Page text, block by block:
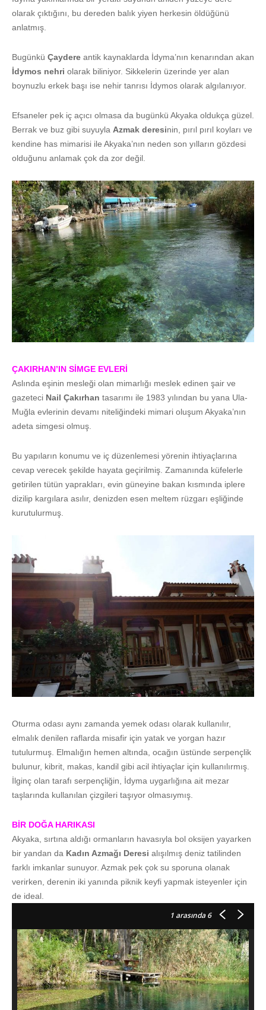
olarak çıktığını, bu dereden balık yiyen herkesin öldüğünü
anlatmış.
Bugünkü Çaydere antik kaynaklarda İdyma’nın kenarından akan
İdymos nehri olarak biliniyor. Sikkelerin üzerinde yer alan
boynuzlu erkek başı ise nehir tanrısı İdymos olarak algılanıyor.
Efsaneler pek iç açıcı olmasa da bugünkü Akyaka oldukça güzel.
Berrak ve buz gibi suyuyla Azmak deresinin, pırıl pırıl koyları ve
kendine has mimarisi ile Akyaka’nın neden son yılların gözdesi
olduğunu anlamak çok da zor değil.
ÇAKIRHAN’IN SİMGE EVLERİ
Aslında eşinin mesleği olan mimarlığı meslek edinen şair ve
gazeteci Nail Çakırhan tasarımı ile 1983 yılından bu yana Ula-
Muğla evlerinin devamı niteliğindeki mimari oluşum Akyaka’nın
adeta simgesi olmuş.
Bu yapıların konumu ve iç düzenlemesi yörenin ihtiyaçlarına
cevap verecek şekilde hayata geçirilmiş. Zamanında küfelerle
getirilen tütün yaprakları, evin güneyine bakan kısmında iplere
dizilip kargılara asılır, denizden esen meltem rüzgarı eşliğinde
kurutulurmuş.
Oturma odası aynı zamanda yemek odası olarak kullanılır,
elmalık denilen raflarda misafir için yatak ve yorgan hazır
tutulurmuş. Elmalığın hemen altında, ocağın üstünde serpençlik
bulunur, kibrit, makas, kandil gibi acil ihtiyaçlar için kullanılırmış.
İlginç olan tarafı serpençliğin, İdyma uygarlığına ait mezar
taşlarında kullanılan çizgileri taşıyor olmasıymış.
BİR DOĞA HARIKASI
Akyaka, sırtına aldığı ormanların havasıyla bol oksijen yayarken
bir yandan da Kadın Azmağı Deresi alışılmış deniz tatilinden
farklı imkanlar sunuyor. Azmak pek çok su sporuna olanak
verirken, derenin iki yanında piknik keyfi yapmak isteyenler için
de ideal.
1 arasında 6